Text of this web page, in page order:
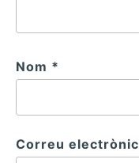
Nom *
Correu electrònic